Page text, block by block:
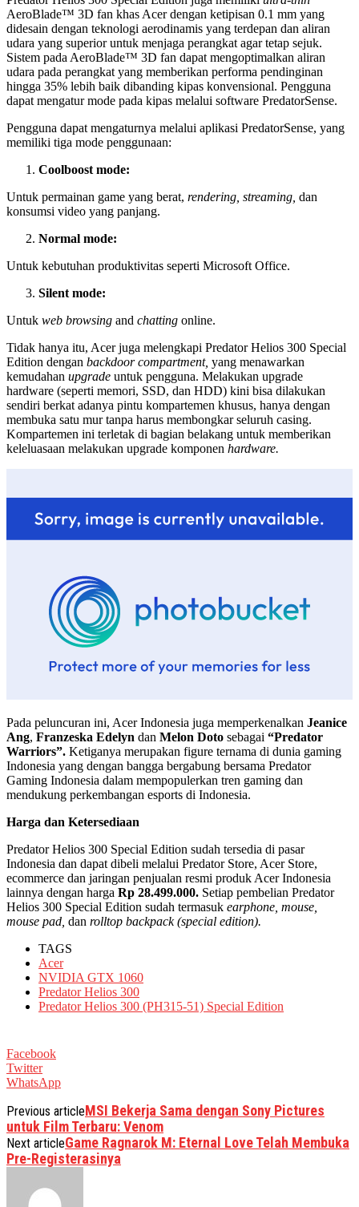
AeroBlade™ 3D fan khas Acer dengan ketipisan 0.1 mm yang
didesain dengan teknologi aerodinamis yang terdepan dan aliran
udara yang superior untuk menjaga perangkat agar tetap sejuk.
Sistem pada AeroBlade™ 3D fan dapat mengoptimalkan aliran
udara pada perangkat yang memberikan performa pendinginan
hingga 35% lebih baik dibanding kipas konvensional. Pengguna
dapat mengatur mode pada kipas melalui software PredatorSense.
Pengguna dapat mengaturnya melalui aplikasi PredatorSense, yang
memiliki tiga mode penggunaan:
Coolboost mode:
Untuk permainan game yang berat, rendering, streaming, dan
konsumsi video yang panjang.
Normal mode:
Untuk kebutuhan produktivitas seperti Microsoft Office.
Silent mode:
Untuk web browsing and chatting online.
Tidak hanya itu, Acer juga melengkapi Predator Helios 300 Special
Edition dengan backdoor compartment, yang menawarkan
kemudahan upgrade untuk pengguna. Melakukan upgrade
hardware (seperti memori, SSD, dan HDD) kini bisa dilakukan
sendiri berkat adanya pintu kompartemen khusus, hanya dengan
membuka satu mur tanpa harus membongkar seluruh casing.
Kompartemen ini terletak di bagian belakang untuk memberikan
keleluasaan melakukan upgrade komponen hardware.
Pada peluncuran ini, Acer Indonesia juga memperkenalkan Jeanice
Ang, Franzeska Edelyn dan Melon Doto sebagai “Predator
Warriors”. Ketiganya merupakan figure ternama di dunia gaming
Indonesia yang dengan bangga bergabung bersama Predator
Gaming Indonesia dalam mempopulerkan tren gaming dan
mendukung perkembangan esports di Indonesia.
Harga dan Ketersediaan
Predator Helios 300 Special Edition sudah tersedia di pasar
Indonesia dan dapat dibeli melalui Predator Store, Acer Store,
ecommerce dan jaringan penjualan resmi produk Acer Indonesia
lainnya dengan harga Rp 28.499.000. Setiap pembelian Predator
Helios 300 Special Edition sudah termasuk earphone, mouse,
mouse pad, dan rolltop backpack (special edition).
TAGS
Acer
NVIDIA GTX 1060
Predator Helios 300
Predator Helios 300 (PH315-51) Special Edition
Facebook
Twitter
WhatsApp
Previous articleMSI Bekerja Sama dengan Sony Pictures
untuk Film Terbaru: Venom
Next articleGame Ragnarok M: Eternal Love Telah Membuka
Pre-Registerasinya